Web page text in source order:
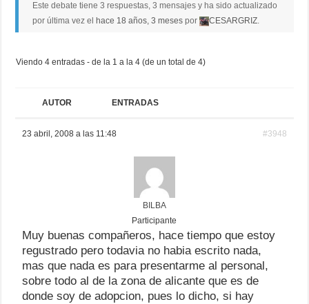
Este debate tiene 3 respuestas, 3 mensajes y ha sido actualizado
por última vez el
hace 18 años, 3 mesespor CESARGRIZ.
Viendo 4 entradas - de la 1 a la 4 (de un total de 4)
AUTOR ENTRADAS
23 abril, 2008 a las 11:48 #3948
BILBA
Participante
Muy buenas compañeros, hace tiempo que estoy
regustrado pero todavia no habia escrito nada,
mas que nada es para presentarme al personal,
sobre todo al de la zona de alicante que es de
donde soy de adopcion, pues lo dicho, si hay